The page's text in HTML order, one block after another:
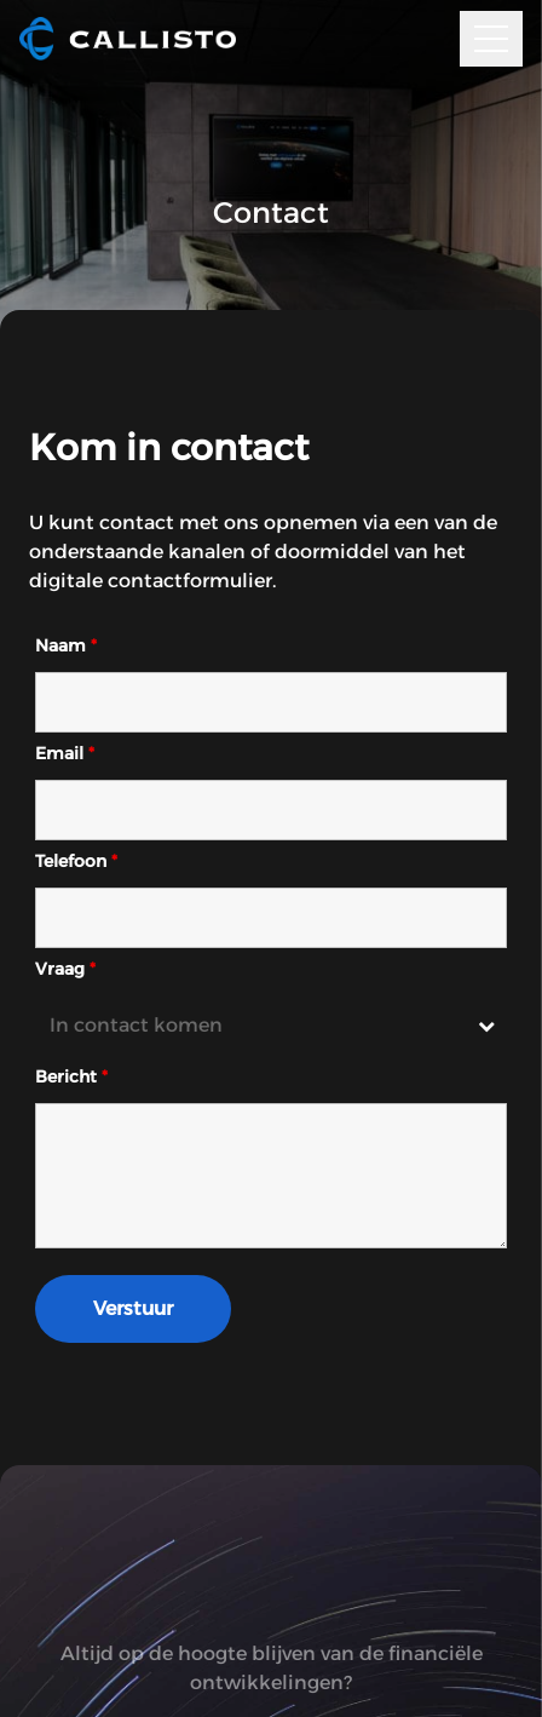
Contact
Kom in contact
U kunt contact met ons opnemen via een van de
onderstaande kanalen of doormiddel van het
digitale contactformulier.
Naam *
Email *
Telefoon *
Vraag *
Bericht *
Altijd op de hoogte blijven van de financiële
ontwikkelingen?